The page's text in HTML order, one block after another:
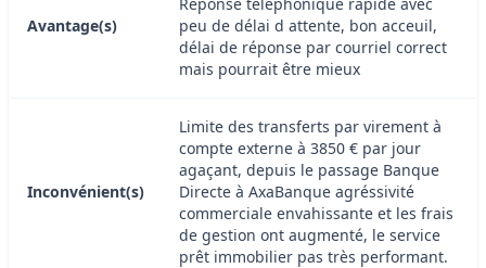
Avantage(s)
peu de délai d attente, bon acceuil,
délai de réponse par courriel correct
mais pourrait être mieux
Inconvénient(s)
Limite des transferts par virement à
compte externe à 3850 € par jour
agaçant, depuis le passage Banque
Directe à AxaBanque agréssivité
commerciale envahissante et les frais
de gestion ont augmenté, le service
prêt immobilier pas très performant.